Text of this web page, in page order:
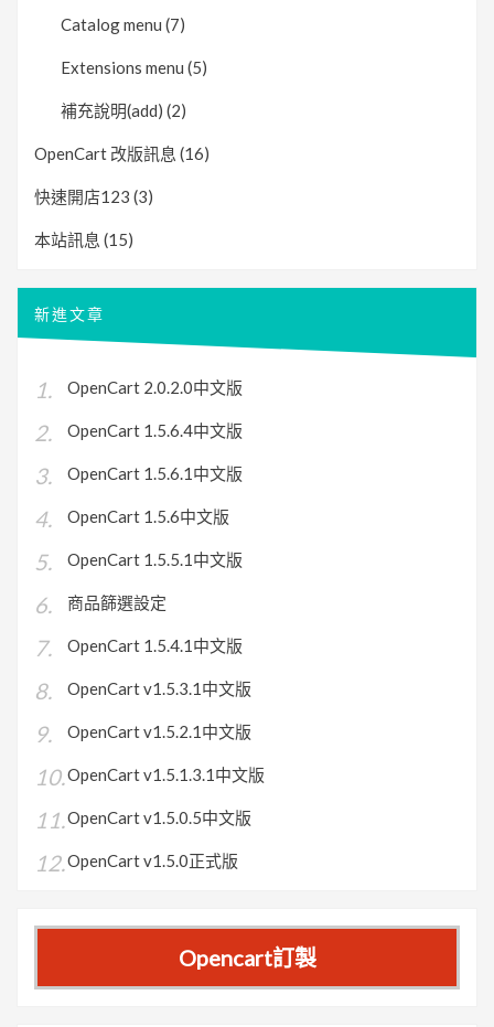
Catalog menu (7)
Extensions menu (5)
補充說明(add) (2)
OpenCart 改版訊息 (16)
快速開店123 (3)
本站訊息 (15)
新進文章
OpenCart 2.0.2.0中文版
OpenCart 1.5.6.4中文版
OpenCart 1.5.6.1中文版
OpenCart 1.5.6中文版
OpenCart 1.5.5.1中文版
商品篩選設定
OpenCart 1.5.4.1中文版
OpenCart v1.5.3.1中文版
OpenCart v1.5.2.1中文版
OpenCart v1.5.1.3.1中文版
OpenCart v1.5.0.5中文版
OpenCart v1.5.0正式版
Opencart訂製